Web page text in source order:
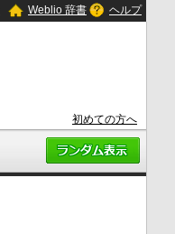
Weblio 辞書 ヘルプ
初めての方へ